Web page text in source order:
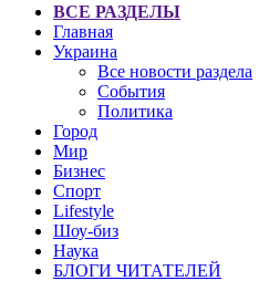
ВСЕ РАЗДЕЛЫ
Главная
Украина
Все новости раздела
События
Политика
Город
Мир
Бизнес
Спорт
Lifestyle
Шоу-биз
Наука
БЛОГИ ЧИТАТЕЛЕЙ